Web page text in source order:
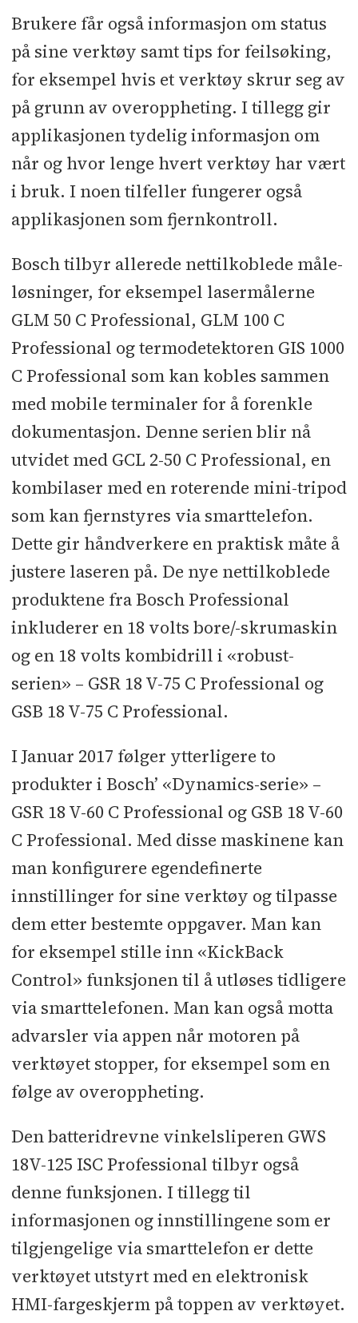
Brukere får også informasjon om status
på sine verktøy samt tips for feilsøking,
for eksempel hvis et verktøy skrur seg av
på grunn av overoppheting. I tillegg gir
applikasjonen tydelig informasjon om
når og hvor lenge hvert verktøy har vært
i bruk. I noen tilfeller fungerer også
applikasjonen som fjernkontroll.
Bosch tilbyr allerede nettilkoblede måle-
løsninger, for eksempel lasermålerne
GLM 50 C Professional, GLM 100 C
Professional og termodetektoren GIS 1000
C Professional som kan kobles sammen
med mobile terminaler for å forenkle
dokumentasjon. Denne serien blir nå
utvidet med GCL 2-50 C Professional, en
kombilaser med en roterende mini-tripod
som kan fjernstyres via smarttelefon.
Dette gir håndverkere en praktisk måte å
justere laseren på. De nye nettilkoblede
produktene fra Bosch Professional
inkluderer en 18 volts bore/-skrumaskin
og en 18 volts kombidrill i «robust-
serien» ­– GSR 18 V-75 C Professional og
GSB 18 V-75 C Professional.
I Januar 2017 følger ytterligere to
produkter i Bosch’ «Dynamics-serie» –
GSR 18 V-60 C Professional og GSB 18 V-60
C Professional. Med disse maskinene kan
man konfigurere egendefinerte
innstillinger for sine verktøy og tilpasse
dem etter bestemte oppgaver. Man kan
for eksempel stille inn «KickBack
Control» funksjonen til å utløses tidligere
via smarttelefonen. Man kan også motta
advarsler via appen når motoren på
verktøyet stopper, for eksempel som en
følge av overoppheting.
Den batteridrevne vinkelsliperen GWS
18V-125 ISC Professional tilbyr også
denne funksjonen. I tillegg til
informasjonen og innstillingene som er
tilgjengelige via smarttelefon er dette
verktøyet utstyrt med en elektronisk
HMI-fargeskjerm på toppen av verktøyet.